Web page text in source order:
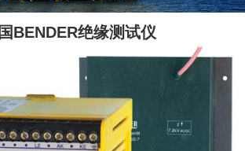
BENDER绝缘测试仪